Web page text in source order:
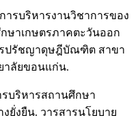
ารบริหารงานวิชาการของ
ษาเกษตรภาคตะวันออก
รปรัชญาดุษฎีบัณฑิต สาขา
าลัยขอนแก่น.
รบริหารสถานศึกษา
ยั่งยืน. วารสารนโยบาย